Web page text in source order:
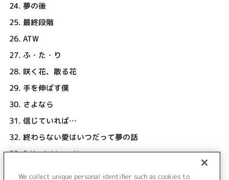
24. 夢の後
25. 最終段階
26. ATW
27. ふ・た・り
28. 咲く花、散る花
29. 手を伸ばす僕
30. さよなら
31. 信じていれば…
32. 終わらない愛はいつだって夢の話
33.2 Much I Love You
We collect unique personal identifier such as cookies to